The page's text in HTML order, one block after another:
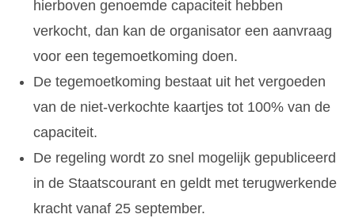
hierboven genoemde capaciteit hebben
verkocht, dan kan de organisator een aanvraag
voor een tegemoetkoming doen.
De tegemoetkoming bestaat uit het vergoeden
van de niet-verkochte kaartjes tot 100% van de
capaciteit.
De regeling wordt zo snel mogelijk gepubliceerd
in de Staatscourant en geldt met terugwerkende
kracht vanaf 25 september.